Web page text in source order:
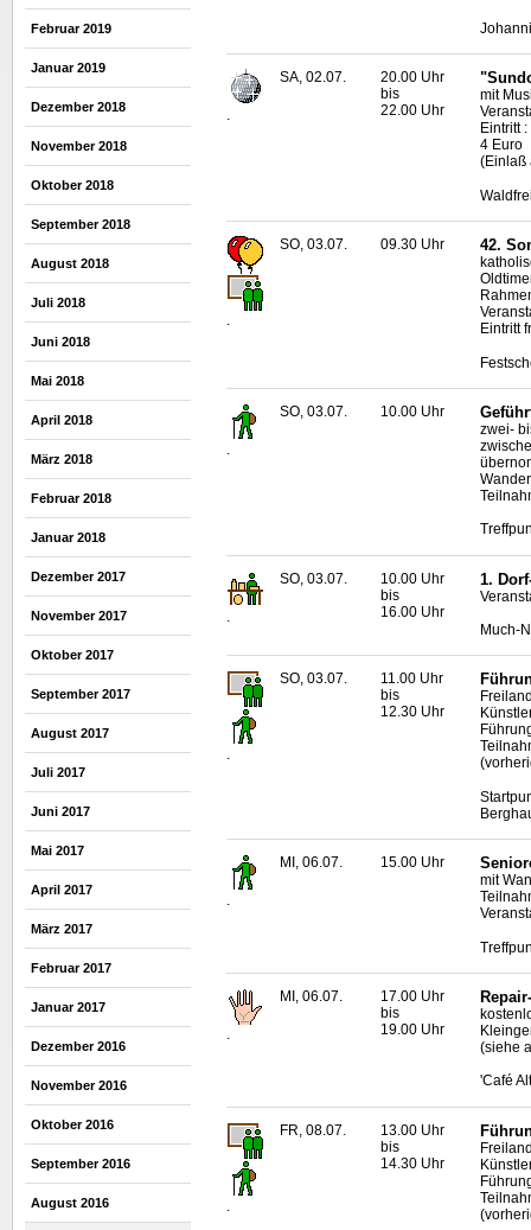
Februar 2019
Januar 2019
Dezember 2018
November 2018
Oktober 2018
September 2018
August 2018
Juli 2018
Juni 2018
Mai 2018
April 2018
März 2018
Februar 2018
Januar 2018
Dezember 2017
November 2017
Oktober 2017
September 2017
August 2017
Juli 2017
Juni 2017
Mai 2017
April 2017
März 2017
Februar 2017
Januar 2017
Dezember 2016
November 2016
Oktober 2016
September 2016
August 2016
.
SA, 02.07.
20.00 Uhr
bis
22.00 Uhr
mit
Eintritt
4 Euro
(Einlaß
.
SO, 03.07. 09.30 Uhr 42.
Eintritt
.
SO, 03.07. 10.00 Uhr
zwei-
SO, 03.07.
10.00 Uhr
bis
16.00 Uhr
1.
Much-
.
SO, 03.07.
11.00 Uhr
bis
12.30 Uhr
.
MI, 06.07. 15.00 Uhr
mit
.
MI, 06.07.
17.00 Uhr
bis
19.00 Uhr
(siehe
'Café
.
FR, 08.07.
13.00 Uhr
bis
14.30 Uhr